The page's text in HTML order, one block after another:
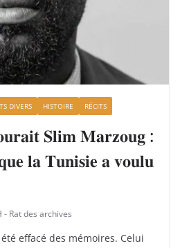
DIVERS HISTOIRE RÉCITS
𝐒𝐥𝐢𝐦 𝐌𝐚𝐫𝐳𝐨𝐮𝐠 :
𝐥𝐚 𝐓𝐮𝐧𝐢𝐬𝐢𝐞 𝐚 𝐯𝐨𝐮𝐥𝐮
- Rat des archives
effacé des mémoires. Celui